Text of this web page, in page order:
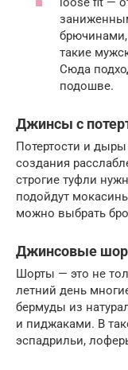
такие
Сюда
подошве.
Джинсы с
Потертости и
создания
строгие туфли
подойдут
можно выбрать
Джинсовые
Шорты — это не
летний день
бермуды из
и пиджаками. В
эспадрильи,